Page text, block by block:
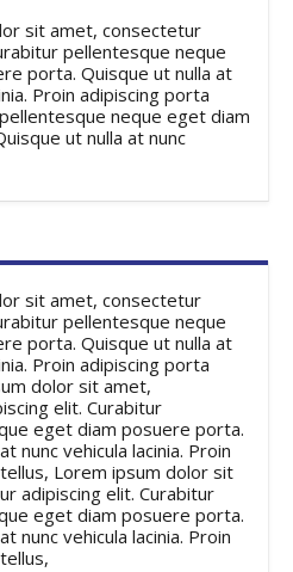
sit amet, consectetur
pellentesque neque
porta. Quisque ut nulla at
Proin adipiscing porta
neque eget diam
ut nulla at nunc
sit amet, consectetur
pellentesque neque
porta. Quisque ut nulla at
Proin adipiscing porta
dolor sit amet,
elit. Curabitur
eget diam posuere porta.
nunc vehicula lacinia. Proin
Lorem ipsum dolor sit
adipiscing elit. Curabitur
eget diam posuere porta.
nunc vehicula lacinia. Proin